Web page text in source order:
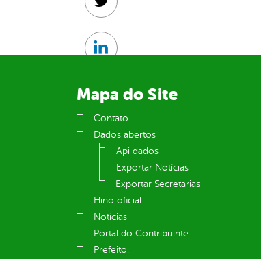
Twitter
Linkedin
Mapa do Site
Contato
Dados abertos
Api dados
Exportar Notícias
Exportar Secretarias
Hino oficial
Notícias
Portal do Contribuinte
Prefeito.